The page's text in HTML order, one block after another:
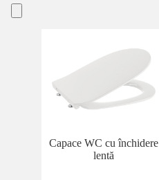
Capace WC cu închidere
lentă